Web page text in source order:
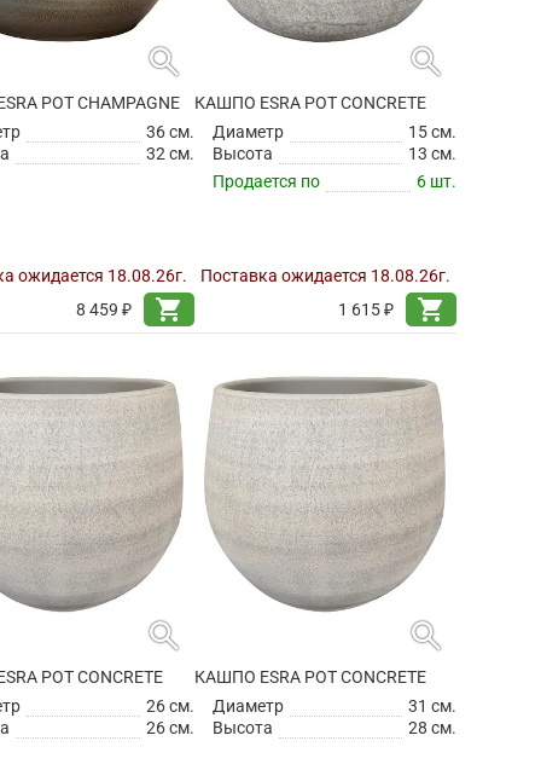
search
POT CHAMPAGNE
36 см.
32 см.
ожидается 18.08.26г.
8 459 ₽
shopping_cart
search
КАШПО ESRA POT CONCRETE
Диаметр
15 см.
Высота
13 см.
Продается по
6 шт.
Поставка ожидается 18.08.26г.
1 615 ₽
shopping_cart
search
POT CONCRETE
26 см.
26 см.
search
КАШПО ESRA POT CONCRETE
Диаметр
31 см.
Высота
28 см.